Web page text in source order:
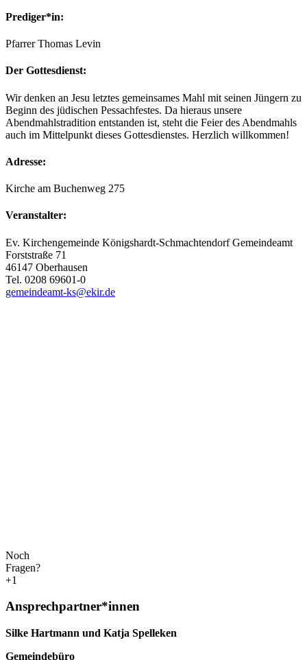
Prediger*in:
Pfarrer Thomas Levin
Der Gottesdienst:
Wir denken an Jesu letztes gemeinsames Mahl mit seinen Jüngern zu
Beginn des jüdischen Pessachfestes. Da hieraus unsere
Abendmahlstradition entstanden ist, steht die Feier des Abendmahls
auch im Mittelpunkt dieses Gottesdienstes. Herzlich willkommen!
Adresse:
Kirche am Buchenweg 275
Veranstalter:
Ev. Kirchengemeinde Königshardt-Schmachtendorf Gemeindeamt
Forststraße 71
46147 Oberhausen
Tel. 0208 69601-0
gemeindeamt-ks@ekir.de
Noch
Fragen?
+1
Ansprechpartner*innen
Silke Hartmann und Katja Spelleken
Gemeindebüro